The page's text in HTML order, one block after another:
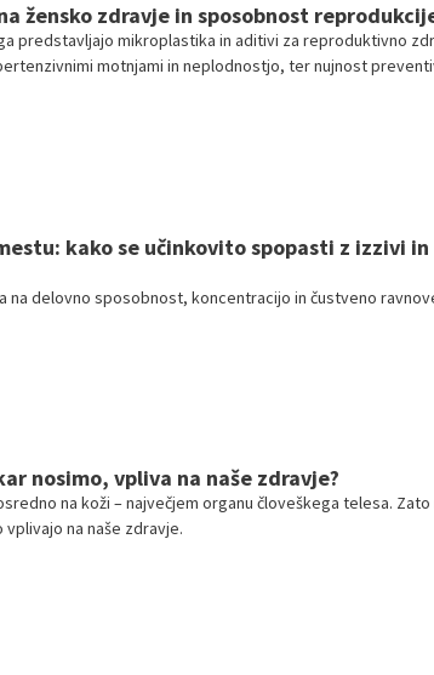
žensko zdravje in sposobnost
predstavljajo mikroplastika in aditivi za reproduktivno
motnjami in neplodnostjo, ter nujnost
kako se učinkovito spopasti z izzivi in
na delovno sposobnost, koncentracijo in čustveno
nosimo, vpliva na naše zdravje?
na koži – največjem organu človeškega telesa. Zato
na naše zdravje.